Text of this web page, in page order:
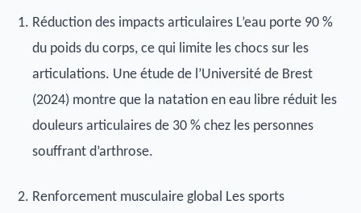
Réduction des impacts articulaires L’eau porte 90 %
du poids du corps, ce qui limite les chocs sur les
articulations. Une étude de l’Université de Brest
(2024) montre que la natation en eau libre réduit les
douleurs articulaires de 30 % chez les personnes
souffrant d’arthrose.
Renforcement musculaire global Les sports